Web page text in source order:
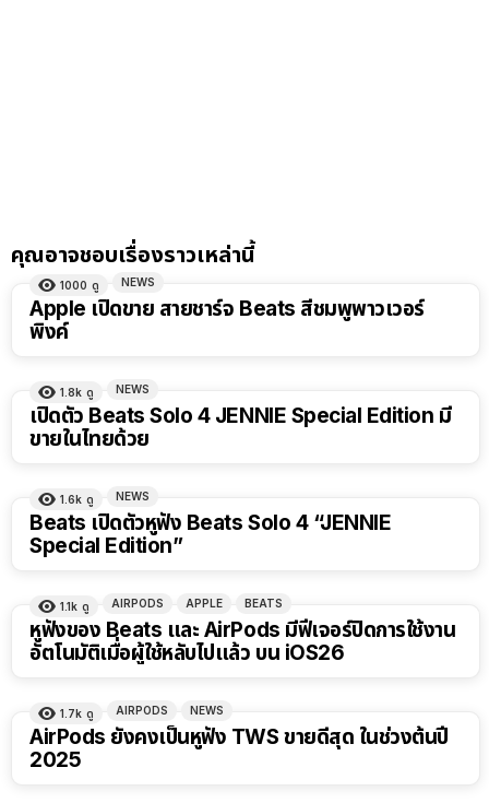
คุณอาจชอบเรื่องราวเหล่านี้
1000 ดู NEWS
Apple เปิดขาย สายชาร์จ Beats สีชมพูพาวเวอร์
พิงค์
1.8k ดู NEWS
เปิดตัว Beats Solo 4 JENNIE Special Edition มี
ขายในไทยด้วย
1.6k ดู NEWS
Beats เปิดตัวหูฟัง Beats Solo 4 “JENNIE
Special Edition”
1.1k ดู AIRPODS APPLE BEATS
หูฟังของ Beats และ AirPods มีฟีเจอร์ปิดการใช้งาน
อัตโนมัติเมื่อผู้ใช้หลับไปแล้ว บน iOS26
1.7k ดู AIRPODS NEWS
AirPods ยังคงเป็นหูฟัง TWS ขายดีสุด ในช่วงต้นปี
2025